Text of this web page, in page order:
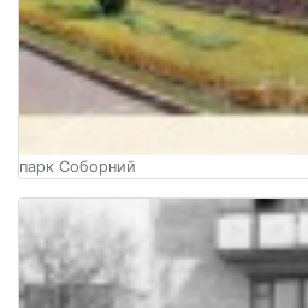
парк Соборний